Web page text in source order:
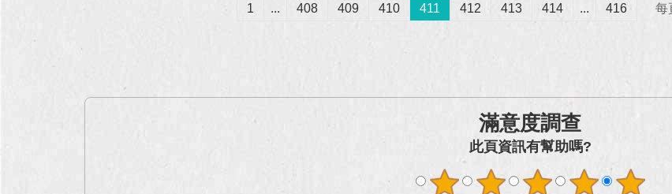
1 ... 408 409 410 411 412 413 414 ... 416 每
滿意度調查
此頁資訊有幫助嗎?